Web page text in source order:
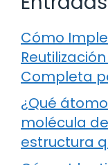
Cómo
Completa
¿Qué
molécula
estructura